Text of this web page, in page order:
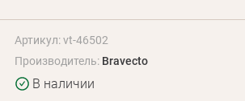
Артикул: vt-46502
Производитель: Bravecto
В наличии